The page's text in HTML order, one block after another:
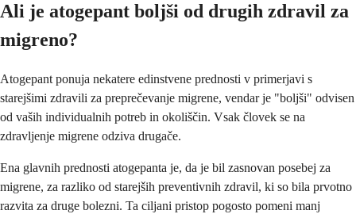
Ali je atogepant boljši od drugih zdravil za
migreno?
Atogepant ponuja nekatere edinstvene prednosti v primerjavi s
starejšimi zdravili za preprečevanje migrene, vendar je "boljši" odvisen
od vaših individualnih potreb in okoliščin. Vsak človek se na
zdravljenje migrene odziva drugače.
Ena glavnih prednosti atogepanta je, da je bil zasnovan posebej za
migrene, za razliko od starejših preventivnih zdravil, ki so bila prvotno
razvita za druge bolezni. Ta ciljani pristop pogosto pomeni manj